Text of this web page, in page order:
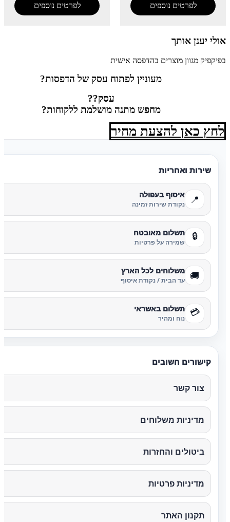
לפרטים נוספים לפרטים נוספים
אולי יענן אותך
בפיקפיק מגוון מוצרים בהדפסה אישית
מעוניין לפתוח עסק של הדפסות?
עסק??
מחפש מתנה מושלמת ללקוחות?
לחץ כאן להצעת מחיר
שירות ואחריות
📍 איסוף בעפולה
נקודת שירות זמינה
🔒 תשלום מאובטח
שמירה על פרטיות
🚚 משלוחים לכל הארץ
עד הבית / נקודת איסוף
💳 תשלום באשראי
נוח ומהיר
קישורים חשובים
צור קשר
מדיניות משלוחים
ביטולים והחזרות
מדיניות פרטיות
תקנון האתר